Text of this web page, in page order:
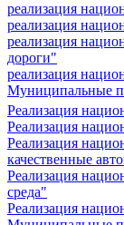
реализация
реализация
реализация
дороги"
реализация
Муниципальные
Реализация
Реализация
Реализация
качественные
Реализация
среда"
Реализация